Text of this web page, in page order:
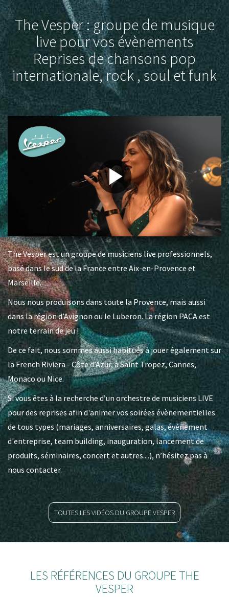
The Vesper : groupe de musique
live pour vos évènements
Reprises de chansons pop
internationale, rock , soul et funk
The Vesper est un groupe de musiciens live professionnels,
basé dans le sud de la France entre Aix-en-Provence et
Marseille.
Nous nous produisons dans toute la Provence, mais aussi
dans la région d’Avignon ou le Luberon. La région PACA est
notre terrain de jeu !
De ce fait, nous sommes aussi habitués à jouer également sur
la French Riviera - Côte d’Azur, à Saint Tropez, Cannes,
Monaco ou Nice.
Si vous êtes à la recherche d’un orchestre de musiciens LIVE
pour des reprises afin d'animer vos soirées évènementielles
de tous types (mariages, anniversaires, galas, événement
d'entreprise, team building, inauguration, lancement de
produits, séminaires, concert et autres....), n’hésitez pas à
nous contacter.
TOUTES LES VIDÉOS DU GROUPE VESPER
LES RÉFÉRENCES DU GROUPE THE
VESPER